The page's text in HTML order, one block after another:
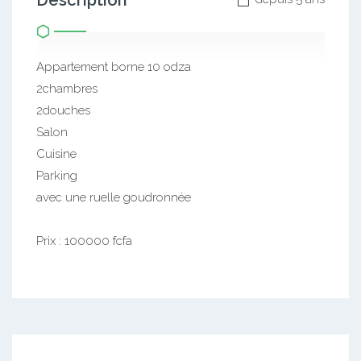
Appartement borne 10 odza
2chambres
2douches
Salon
Cuisine
Parking
avec une ruelle goudronnée
Prix : 100000 fcfa